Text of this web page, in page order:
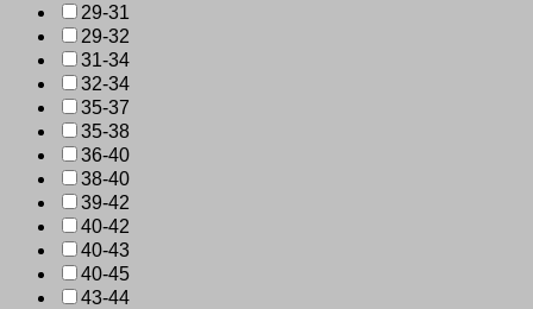
29-31
29-32
31-34
32-34
35-37
35-38
36-40
38-40
39-42
40-42
40-43
40-45
43-44